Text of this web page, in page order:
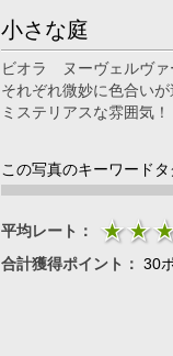
小さな庭
ビオラ ヌーヴェルヴァ
それぞれ微妙に色合い
ミステリアスな雰囲気！
この写真のキーワードタ
平均レート：
合計獲得ポイント： 30